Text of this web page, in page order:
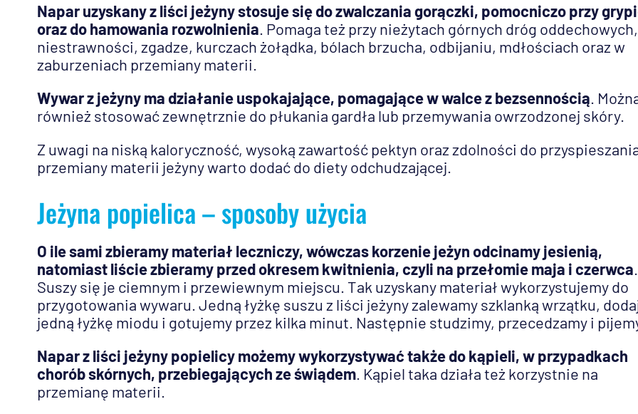
Napar uzyskany z liści jeżyny stosuje się do zwalczania gorączki, pomocniczo przy
oraz do hamowania rozwolnienia . Pomaga też przy nieżytach górnych dróg
niestrawności, zgadze, kurczach żołądka, bólach brzucha, odbijaniu, mdłościach oraz w
zaburzeniach przemiany materii.
Wywar z jeżyny ma działanie uspokajające, pomagające w walce z bezsennością .
również stosować zewnętrznie do płukania gardła lub przemywania owrzodzonej skóry.
Z uwagi na niską kaloryczność, wysoką zawartość pektyn oraz zdolności do
przemiany materii jeżyny warto dodać do diety odchudzającej.
Jeżyna popielica – sposoby użycia
O ile sami zbieramy materiał leczniczy, wówczas korzenie jeżyn odcinamy jesienią,
natomiast liście zbieramy przed okresem kwitnienia, czyli na przełomie maja i czerwca
Suszy się je ciemnym i przewiewnym miejscu. Tak uzyskany materiał wykorzystujemy do
przygotowania wywaru. Jedną łyżkę suszu z liści jeżyny zalewamy szklanką wrzątku,
jedną łyżkę miodu i gotujemy przez kilka minut. Następnie studzimy, przecedzamy i
Napar z liści jeżyny popielicy możemy wykorzystywać także do kąpieli, w przypadkach
chorób skórnych, przebiegających ze świądem . Kąpiel taka działa też korzystnie na
przemianę materii.